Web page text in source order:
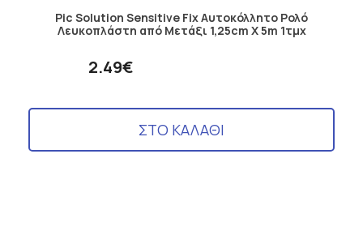
Pic Solution Sensitive Fix Αυτοκόλλητο Ρολό
Λευκοπλάστη από Μετάξι 1,25cm Χ 5m 1τμχ
2.49€
ΣΤΟ ΚΑΛΑΘΙ